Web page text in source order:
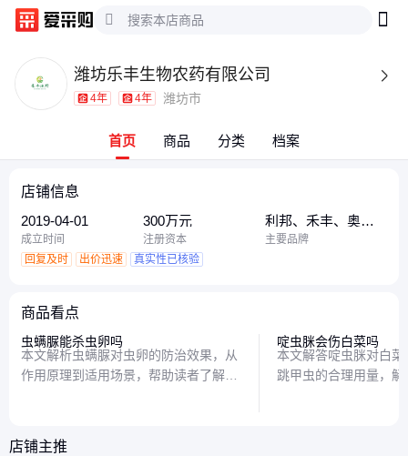
潍坊乐丰生物农药有限公司 
4年 4年 潍坊市
首页 商品 分类 档案
店铺信息
2019-04-01
成立时间
300万元
注册资本
利邦、禾丰、奥
丰、恒生
主要品牌
回复及时
出价迅速 真实性已核验
商品看点
虫螨脲能杀虫卵吗
本文解析虫螨脲对虫卵的防治效果，从
作用原理到适用场景，帮助读者了解这
啶虫脒会伤白菜吗
本文解答啶虫脒对白
跳甲虫的合理用量，
店铺主推